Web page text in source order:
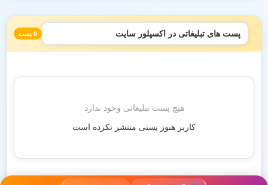
پست های تبلیغاتی در اکسپلور سایت 0 پست
هیچ پست تبلیغاتی وجود ندارد
کاربر هنوز پستی منتشر نکرده است